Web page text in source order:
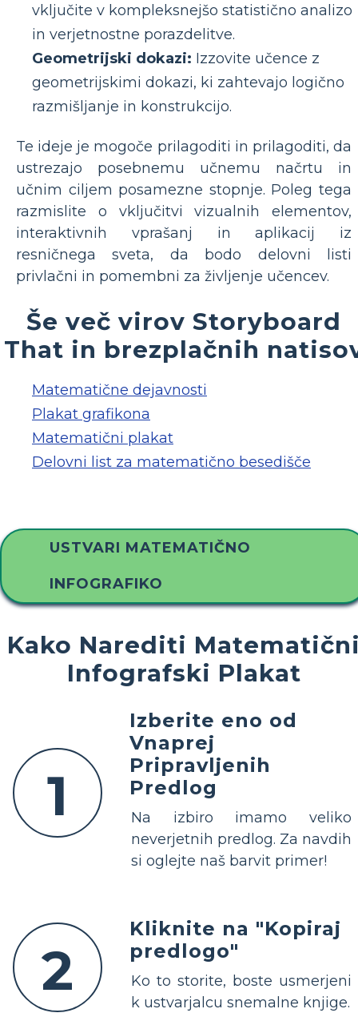
vključite v kompleksnejšo statistično analizo
in verjetnostne porazdelitve.
Geometrijski dokazi: Izzovite učence z
geometrijskimi dokazi, ki zahtevajo logično
razmišljanje in konstrukcijo.
Te ideje je mogoče prilagoditi in prilagoditi, da
ustrezajo posebnemu učnemu načrtu in
učnim ciljem posamezne stopnje. Poleg tega
razmislite o vključitvi vizualnih elementov,
interaktivnih vprašanj in aplikacij iz
resničnega sveta, da bodo delovni listi
privlačni in pomembni za življenje učencev.
Še več virov Storyboard
That in brezplačnih
Matematične dejavnosti
Plakat grafikona
Matematični plakat
Delovni list za matematično besedišče
USTVARI MATEMATIČNO
INFOGRAFIKO
Kako Narediti
Infografski Plakat
1
Izberite eno od
Vnaprej
Pripravljenih
Predlog
Na izbiro imamo veliko
neverjetnih predlog. Za navdih
si oglejte naš barvit primer!
2
Kliknite na "Kopiraj
predlogo"
Ko to storite, boste usmerjeni
k ustvarjalcu snemalne knjige.